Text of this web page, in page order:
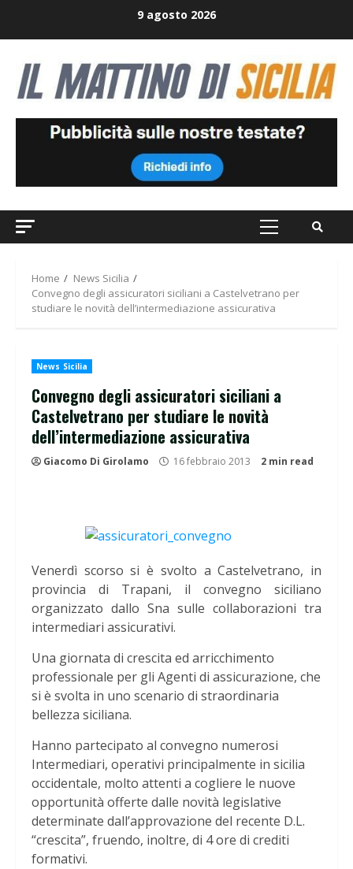
9 agosto 2026
Primary
Home
News Sicilia
Convegno degli assicuratori siciliani a Castelvetrano per
studiare le novità dell’intermediazione assicurativa
News Sicilia
Convegno degli assicuratori siciliani a
Castelvetrano per studiare le novità
dell’intermediazione assicurativa
Giacomo Di Girolamo 16 febbraio 2013 2 min read
Venerdì scorso si è svolto a Castelvetrano, in
provincia di Trapani, il convegno siciliano
organizzato dallo Sna sulle collaborazioni tra
intermediari assicurativi.
Una giornata di crescita ed arricchimento
professionale per gli Agenti di assicurazione, che
si è svolta in uno scenario di straordinaria
bellezza siciliana.
Hanno partecipato al convegno numerosi
Intermediari, operativi principalmente in sicilia
occidentale, molto attenti a cogliere le nuove
opportunità offerte dalle novità legislative
determinate dall’approvazione del recente D.L.
“crescita”, fruendo, inoltre, di 4 ore di crediti
formativi.